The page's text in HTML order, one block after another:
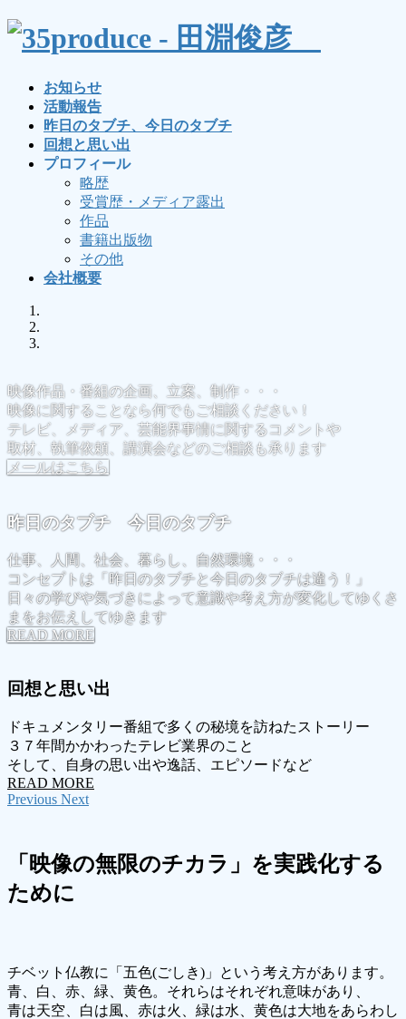
コ
ナ
お知らせ
活動報告
昨日のタブチ、今日のタブチ
回想と思い出
プロフィール
略歴
受賞歴・メディア露出
作品
書籍出版物
その他
会社概要
映像作品・番組の企画、立案、制作・・・
映像に関することなら何でもご相談ください！
テレビ、メディア、芸能界事情に関するコメントや
取材、執筆依頼、講演会などのご相談も承ります
メールはこちら
昨日のタブチ 今日のタブチ
仕事、人間、社会、暮らし、自然環境・・・
コンセプトは「昨日のタブチと今日のタブチは違う！」
日々の学びや気づきによって意識や考え方が変化してゆくさ
まをお伝えしてゆきます
READ MORE
回想と思い出
ドキュメンタリー番組で多くの秘境を訪ねたストーリー
３７年間かかわったテレビ業界のこと
そして、自身の思い出や逸話、エピソードなど
READ MORE
Previous Next
「映像の無限のチカラ」を実践化する
ために
チベット仏教に「五色(ごしき)」という考え方があります。
青、白、赤、緑、黄色。それらはそれぞれ意味があり、
青は天空、白は風、赤は火、緑は水、黄色は大地をあらわし